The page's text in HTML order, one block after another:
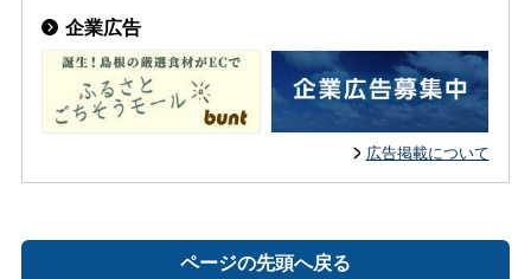
企業広告
広告掲載について
ページの先頭へ戻る